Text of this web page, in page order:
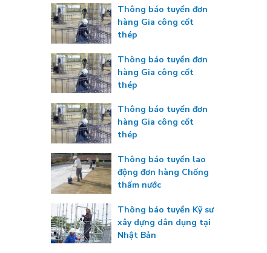
Thông báo tuyển đơn
hàng Gia công cốt
thép
Thông báo tuyển đơn
hàng Gia công cốt
thép
Thông báo tuyển đơn
hàng Gia công cốt
thép
Thông báo tuyển lao
động đơn hàng Chống
thấm nước
Thông báo tuyển Kỹ sư
xây dựng dân dụng tại
Nhật Bản